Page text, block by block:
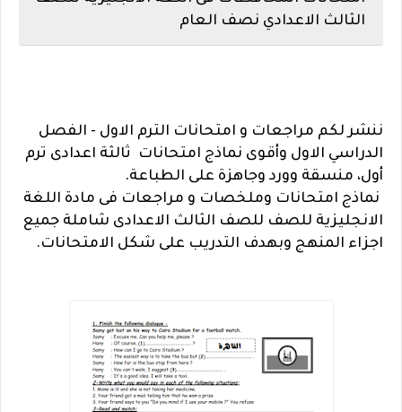
الثالث الاعدادي نصف العام
ننشر لكم مراجعات و امتحانات الترم الاول - الفصل
الدراسي الاول وأقوى نماذج امتحانات ثالثة اعدادى ترم
أول، منسقة وورد وجاهزة على الطباعة.
نماذج امتحانات وملخصات و مراجعات فى مادة اللغة
الانجليزية للصف للصف الثالث الاعدادى شاملة جميع
اجزاء المنهج وبهدف التدريب على شكل الامتحانات.